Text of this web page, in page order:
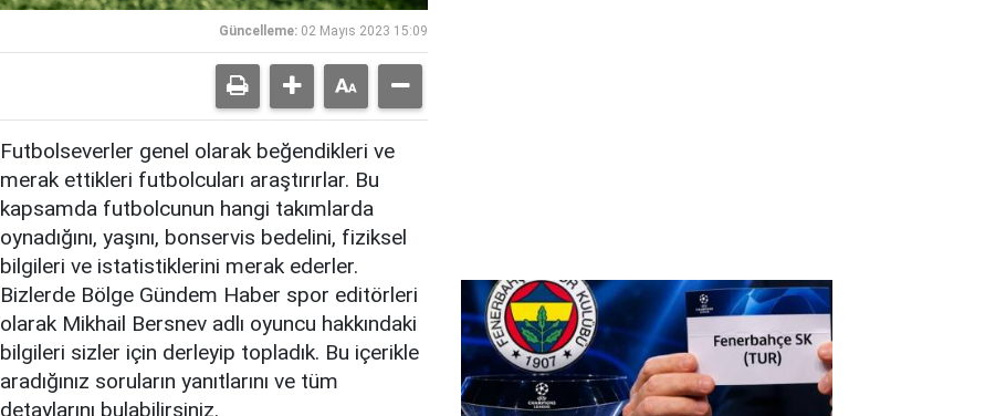
Güncelleme: 02 Mayıs 2023 15:09
Futbolseverler genel olarak beğendikleri ve
merak ettikleri futbolcuları araştırırlar. Bu
kapsamda futbolcunun hangi takımlarda
oynadığını, yaşını, bonservis bedelini, fiziksel
bilgileri ve istatistiklerini merak ederler.
Bizlerde Bölge Gündem Haber spor editörleri
olarak Mikhail Bersnev adlı oyuncu hakkındaki
bilgileri sizler için derleyip topladık. Bu içerikle
aradığınız soruların yanıtlarını ve tüm
detaylarını bulabilirsiniz.